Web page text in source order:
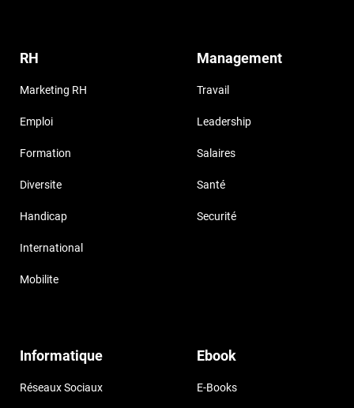
RH
Marketing RH
Emploi
Formation
Diversite
Handicap
International
Mobilite
Management
Travail
Leadership
Salaires
Santé
Securité
Informatique
Réseaux Sociaux
Ebook
E-Books